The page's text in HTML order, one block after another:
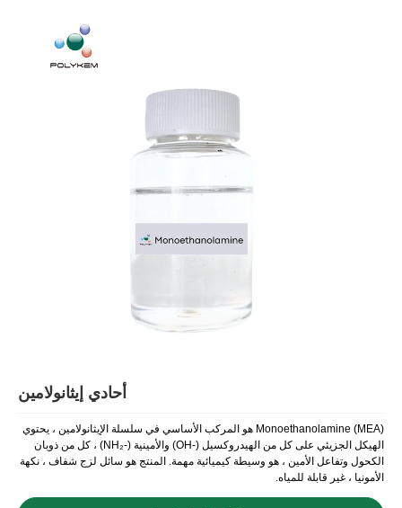
أحادي إيثانولامين
Monoethanolamine (MEA) هو المركب الأساسي في سلسلة الإيثانولامين ، يحتوي
الهيكل الجزيئي على كل من الهيدروكسيل (-OH) والأمينية (-NH₂) ، كل من ذوبان
الكحول وتفاعل الأمين ، هو وسيطة كيميائية مهمة. المنتج هو سائل لزج شفاف ، نكهة
الأمونيا ، غير قابلة للمياه.